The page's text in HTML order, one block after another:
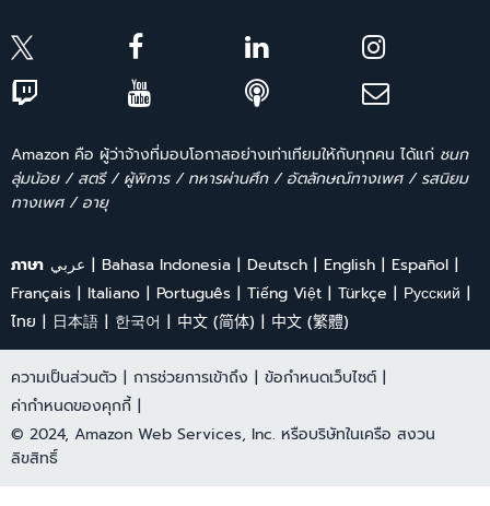
Amazon คือ ผู้ว่าจ้างที่มอบโอกาสอย่างเท่าเทียมให้กับทุกคน ได้แก่ ชนก
ลุ่มน้อย / สตรี / ผู้พิการ / ทหารผ่านศึก / อัตลักษณ์ทางเพศ / รสนิยม
ทางเพศ / อายุ
ภาษา عربي Bahasa Indonesia Deutsch English
Español
Français
Italiano Português Tiếng Việt Türkçe
Ρусский
ไทย
日本語 한국어 中文 (简体) 中文 (繁體)
ความเป็นส่วนตัว | การช่วยการเข้าถึง | ข้อกำหนดเว็บไซต์ |
ค่ากำหนดของคุกกี้ |
© 2024, Amazon Web Services, Inc. หรือบริษัทในเครือ สงวน
ลิขสิทธิ์